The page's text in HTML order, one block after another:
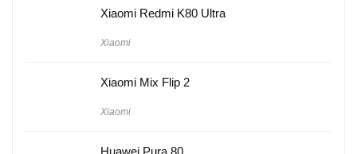
Xiaomi Redmi K80 Ultra
Xiaomi
Xiaomi Mix Flip 2
Xiaomi
Huawei Pura 80